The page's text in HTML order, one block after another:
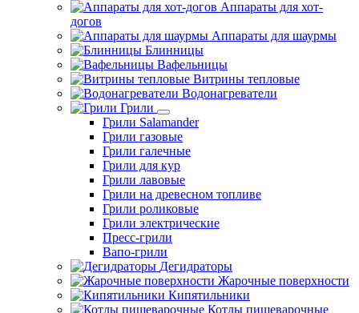
Аппараты для хот-
догов
Аппараты для шаурмы
Блинницы
Вафельницы
Витрины тепловые
Водонагреватели
Грили
Грили Salamander
Грили газовые
Грили галечные
Грили для кур
Грили лавовые
Грили на древесном топливе
Грили роликовые
Грили электрические
Пресс-грили
Вапо-грили
Дегидраторы
Жарочные поверхности
Кипятильники
Котлы пищеварочные